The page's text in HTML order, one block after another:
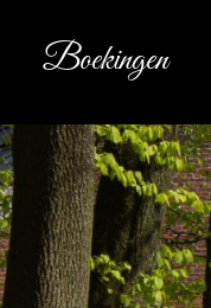
Boekingen